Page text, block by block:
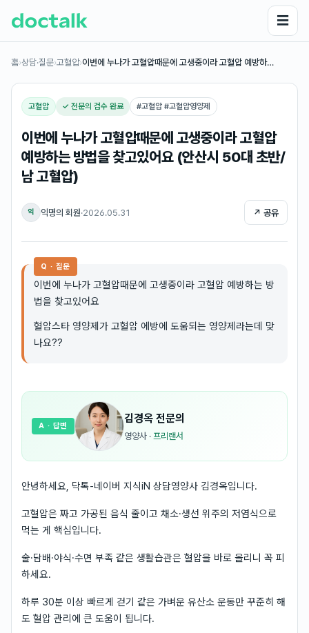
☰
홈›상담·질문›고혈압›이번에 누나가 고혈압때문에 고생중이라 고혈압 예방하…
고혈압 ✓ 전문의 검수 완료 #고혈압 #고혈압영양제
이번에 누나가 고혈압때문에 고생중이라 고혈압
예방하는 방법을 찾고있어요 (안산시 50대 초반/
남 고혈압)
익 익명의 회원·2026.05.31 ↗ 공유
Q · 질문
이번에 누나가 고혈압때문에 고생중이라 고혈압 예방하는 방
법을 찾고있어요
혈압스타 영양제가 고혈압 에방에 도움되는 영양제라는데 맞
나요??
김경옥 전문의
영양사 · 프리랜서
A · 답변
안녕하세요, 닥톡-네이버 지식iN 상담영양사 김경옥입니다.
고혈압은 짜고 가공된 음식 줄이고 채소·생선 위주의 저염식으로
먹는 게 핵심입니다.
술·담배·야식·수면 부족 같은 생활습관은 혈압을 바로 올리니 꼭 피
하세요.
하루 30분 이상 빠르게 걷기 같은 가벼운 유산소 운동만 꾸준히 해
도 혈압 관리에 큰 도움이 됩니다.